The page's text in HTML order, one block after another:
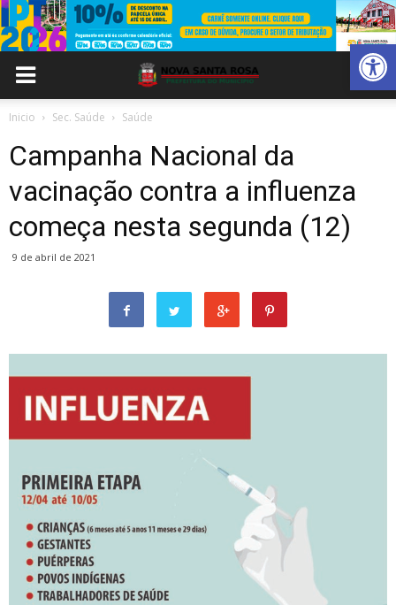
Abrir
Inicio Sec. Saúde Saúde
Campanha Nacional da
vacinação contra a influenza
começa nesta segunda (12)
9 de abril de 2021